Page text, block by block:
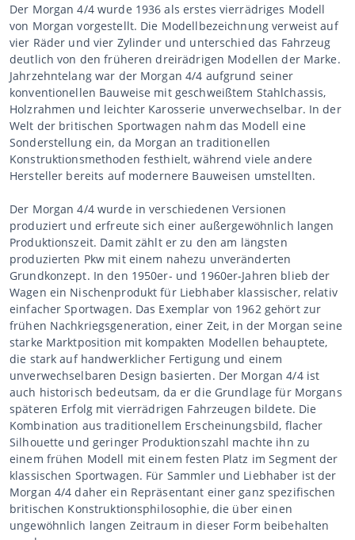
Der Morgan 4/4 wurde 1936 als erstes vierrädriges Modell
von Morgan vorgestellt. Die Modellbezeichnung verweist auf
vier Räder und vier Zylinder und unterschied das Fahrzeug
deutlich von den früheren dreirädrigen Modellen der Marke.
Jahrzehntelang war der Morgan 4/4 aufgrund seiner
konventionellen Bauweise mit geschweißtem Stahlchassis,
Holzrahmen und leichter Karosserie unverwechselbar. In der
Welt der britischen Sportwagen nahm das Modell eine
Sonderstellung ein, da Morgan an traditionellen
Konstruktionsmethoden festhielt, während viele andere
Hersteller bereits auf modernere Bauweisen umstellten.
Der Morgan 4/4 wurde in verschiedenen Versionen
produziert und erfreute sich einer außergewöhnlich langen
Produktionszeit. Damit zählt er zu den am längsten
produzierten Pkw mit einem nahezu unveränderten
Grundkonzept. In den 1950er- und 1960er-Jahren blieb der
Wagen ein Nischenprodukt für Liebhaber klassischer, relativ
einfacher Sportwagen. Das Exemplar von 1962 gehört zur
frühen Nachkriegsgeneration, einer Zeit, in der Morgan seine
starke Marktposition mit kompakten Modellen behauptete,
die stark auf handwerklicher Fertigung und einem
unverwechselbaren Design basierten. Der Morgan 4/4 ist
auch historisch bedeutsam, da er die Grundlage für Morgans
späteren Erfolg mit vierrädrigen Fahrzeugen bildete. Die
Kombination aus traditionellem Erscheinungsbild, flacher
Silhouette und geringer Produktionszahl machte ihn zu
einem frühen Modell mit einem festen Platz im Segment der
klassischen Sportwagen. Für Sammler und Liebhaber ist der
Morgan 4/4 daher ein Repräsentant einer ganz spezifischen
britischen Konstruktionsphilosophie, die über einen
ungewöhnlich langen Zeitraum in dieser Form beibehalten